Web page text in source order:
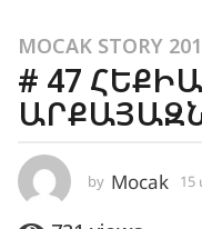
1
5
տ
ր
ի
MOCAK STORY
# 47
by Mocak